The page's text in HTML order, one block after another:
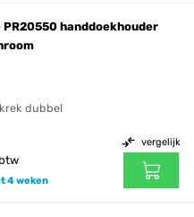
handdoekhouder
dubbel
4 weken
vergelijk